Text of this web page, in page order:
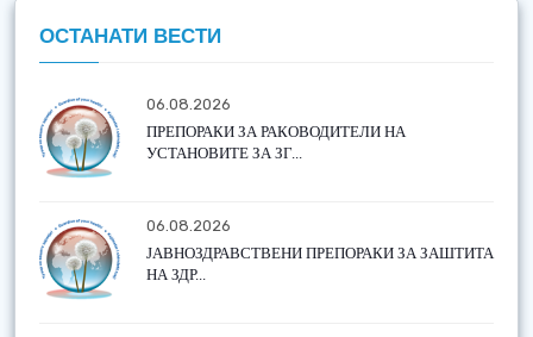
ОСТАНАТИ ВЕСТИ
06.08.2026
ПРЕПОРАКИ ЗА РАКОВОДИТЕЛИ НА
УСТАНОВИТЕ ЗА ЗГ...
06.08.2026
ЈАВНОЗДРАВСТВЕНИ ПРЕПОРАКИ ЗА ЗАШТИТА
НА ЗДР...